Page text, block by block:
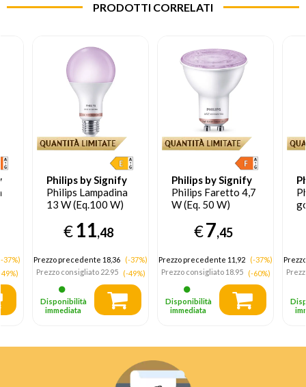
PRODOTTI CORRELATI
37%)
Philips by Signify
Philips Lampadina
13 W (Eq.100 W)
€11,48
Prezzo precedente 18,36
(-37%)
Prezzo consigliato22.95 (-49%)
Disponibilità
immediata
Philips by Signify
Philips Faretto 4,7
W (Eq. 50 W)
€7,45
Prezzo precedente 11,92
(-37%)
Prezzo consigliato18.95 (-60%)
Disponibilità
immediata